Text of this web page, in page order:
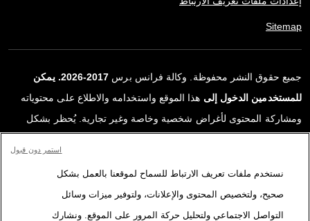
Sitemap
جميع حقوق النشر محفوظة. وكالة فرانس برس
2017-2026. يمكن
للمستخدمين الدخول إلى هذا الموقع واستخدامه والاطلاع على محتوياته
ومشاركة المحتوى لأغراض شخصية وخاصة وغير تجارية. يُحظر بشكل
ترخيص محددة موقعة مع وكالة فرانس برس. المواد والروابط الواردة في
التقارير، والتي لم تنتجها وكالة فرانس برس، مستخدمة فقط وبالقدر
نستخدم ملفات تعريف الارتباط للسماح لموقعنا بالعمل بشكل
صحيح، ولتخصيص المحتوى والإعلانات، ولتوفير ميزات وسائل
التواصل الاجتماعي ولتحليل حركة المرور على الموقع. ونشارك
استمر دون قبول